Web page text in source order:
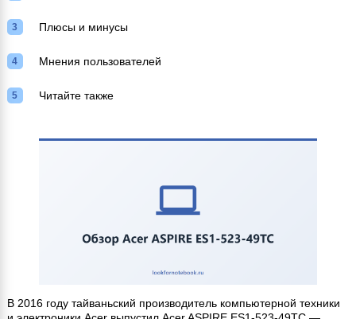
Плюсы и минусы
Мнения пользователей
Читайте также
В 2016 году тайваньский производитель компьютерной техники